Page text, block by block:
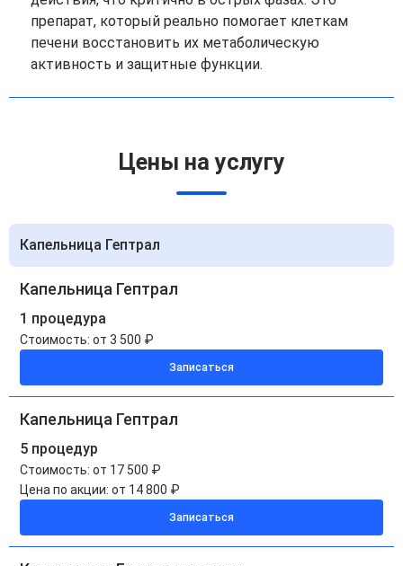
препарат, который реально помогает клеткам
печени восстановить их метаболическую
активность и защитные функции.
Цены на услугу
Капельница Гептрал
Капельница Гептрал
1 процедура
Стоимость: от 3 500 ₽
Записаться
Капельница Гептрал
5 процедур
Стоимость: от 17 500 ₽
Цена по акции: от 14 800 ₽
Записаться